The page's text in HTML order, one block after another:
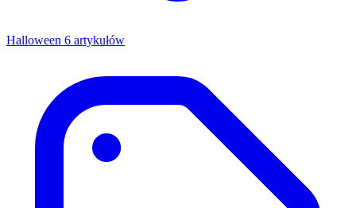
Halloween 6 artykułów